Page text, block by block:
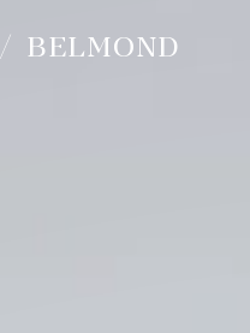
BELMOND